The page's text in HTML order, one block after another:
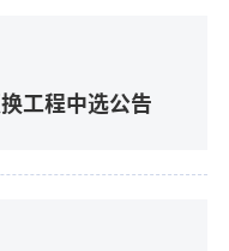
工程中选公告